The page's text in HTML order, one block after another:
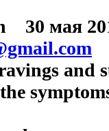
30 мая
and